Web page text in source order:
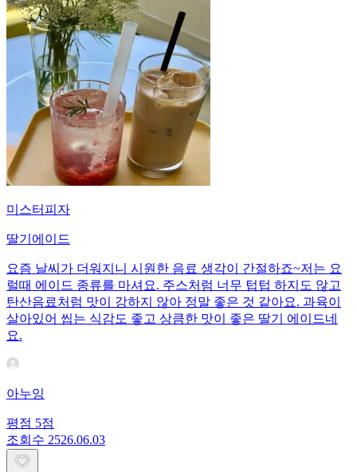
미스터피자
딸기에이드
요즘 날씨가 더워지니 시원한 음료 생각이 간절하죠~저는 요
럴때 에이드 종류를 마셔요. 주스처럼 너무 텁텁 하지도 않고
탄산음료처럼 맛이 강하지 않아 정말 좋은 것 같아요. 과육이
살아있어 씹는 식감도 좋고 상큼한 맛이 좋은 딸기 에이드네
요.
아누잉
평점 5점
조회수 2526.06.03